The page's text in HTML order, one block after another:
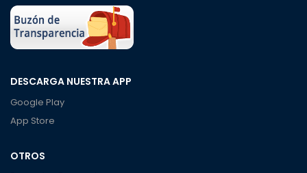
DESCARGA NUESTRA APP
Google Play
App Store
OTROS